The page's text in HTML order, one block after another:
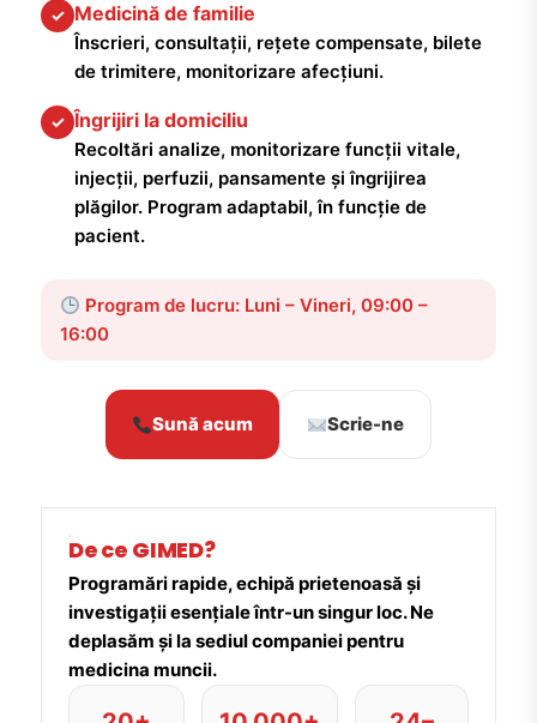
✓ Medicină de familie
Înscrieri, consultații, rețete compensate, bilete
de trimitere, monitorizare afecțiuni.
✓ Îngrijiri la domiciliu
Recoltări analize, monitorizare funcții vitale,
injecții, perfuzii, pansamente și îngrijirea
plăgilor. Program adaptabil, în funcție de
pacient.
Program de lucru: Luni – Vineri, 09:00 –
16:00
Sună acum Scrie-ne
De ce GIMED?
Programări rapide, echipă prietenoasă și
investigații esențiale într-un singur loc. Ne
deplasăm și la sediul companiei pentru
medicina muncii.